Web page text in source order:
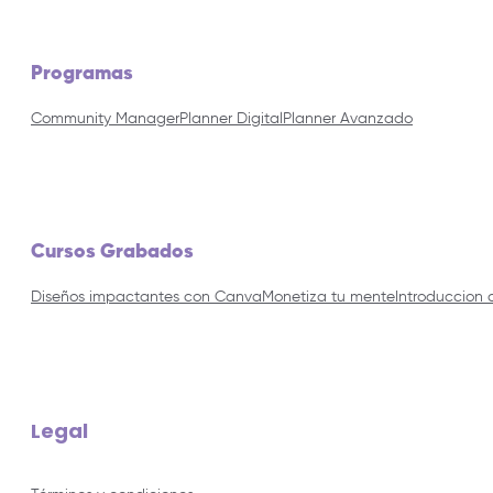
Programas
Community ManagerPlanner Digital Planner Avanzado
Cursos Grabados
Diseños impactantes con Canva Monetiza tu mente Introduccion
Legal